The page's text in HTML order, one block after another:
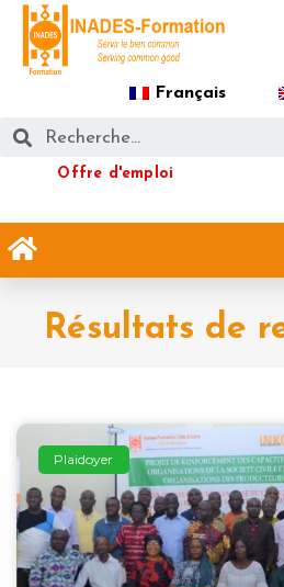
Français
Offre d'emploi
Résultats de
Plaidoyer